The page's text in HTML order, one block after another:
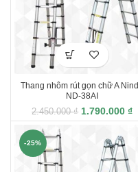
Thang nhôm rút gọn chữ A
ND-38AI
2.450.000₫ 1.790.000 ₫
-25%